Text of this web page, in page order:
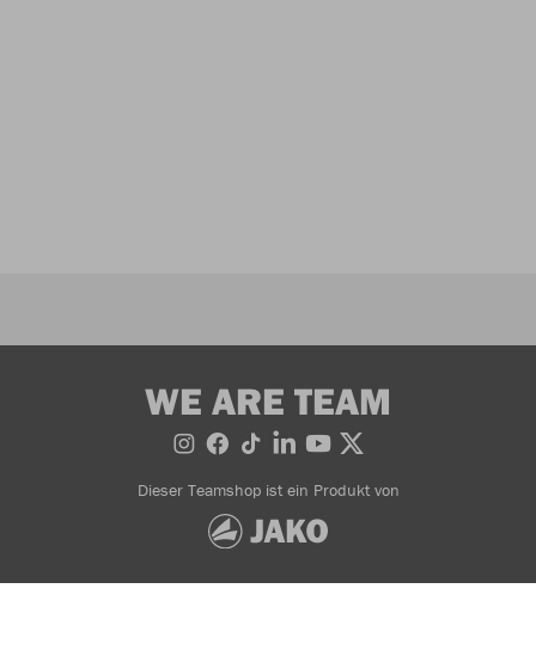
WE ARE TEAM
Dieser Teamshop ist ein Produkt von